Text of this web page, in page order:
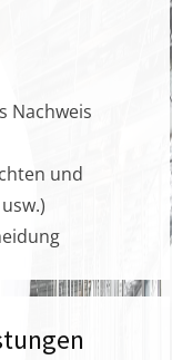
Nachweis
und